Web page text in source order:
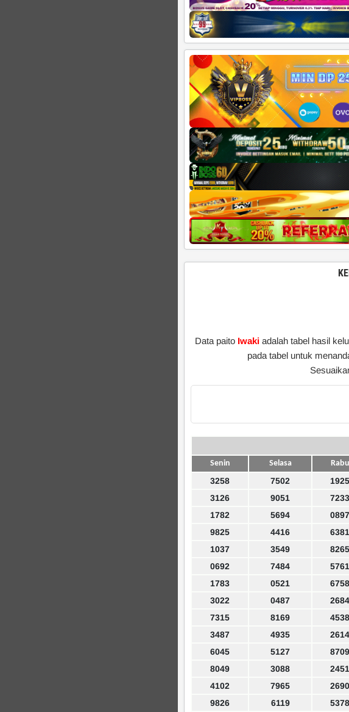
Data paito Iwaki adalah tabel hasil
pada tabel untuk
Senin Selasa Rabu
3258 7502 1925
3126
9051 7233
1782
5694 0897
9825
4416 6381
1037
3549 8265
0692
7484 5761
1783
0521 6758
3022
0487 2684
7315
8169 4538
3487
4935 2614
6045
5127 8709
8049
3088 2451
4102
7965 2690
9826
6119 5378